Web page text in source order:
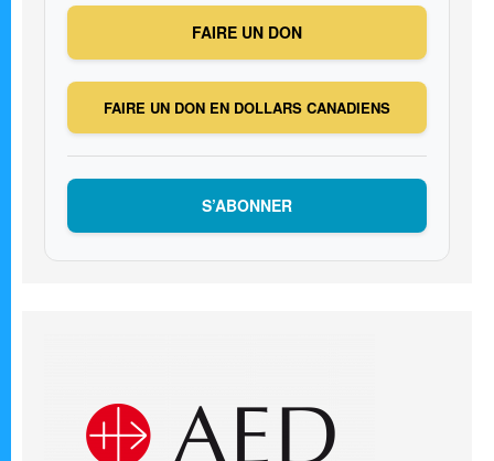
FAIRE UN DON
FAIRE UN DON EN DOLLARS CANADIENS
S’ABONNER